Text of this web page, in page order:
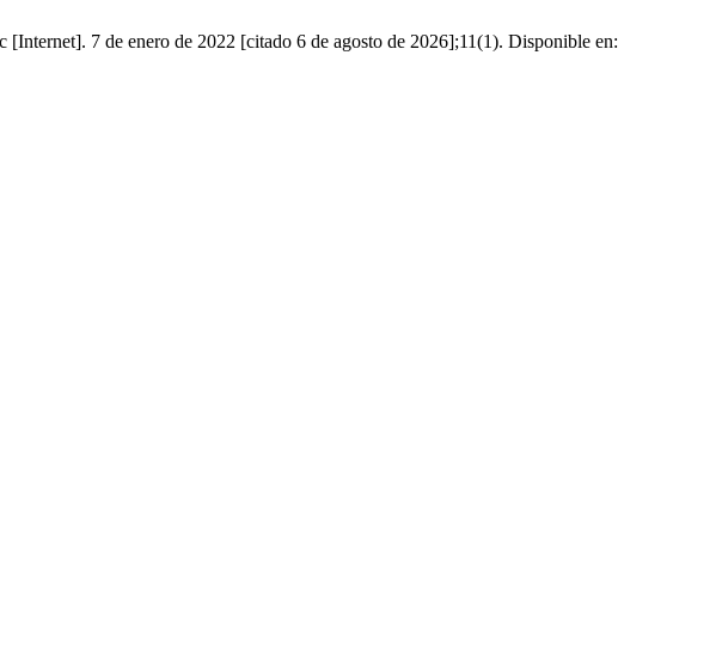
7 de enero de 2022 [citado 6 de agosto de 2026];11(1). Disponible en: